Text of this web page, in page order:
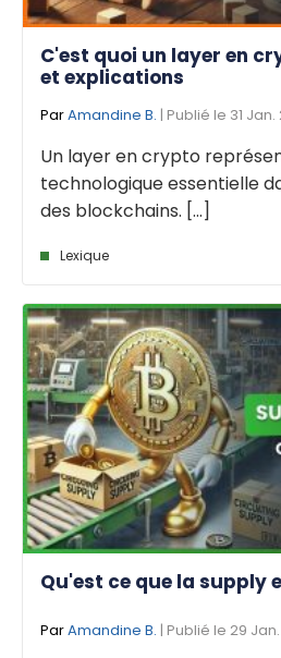
C'est quoi un layer en
et explications
ParAmandine B. | Publié le 31 Jan.
Un layer en crypto
technologique essentielle
des blockchains. [...]
Lexique
Qu'est ce que la supply
ParAmandine B. | Publié le 29